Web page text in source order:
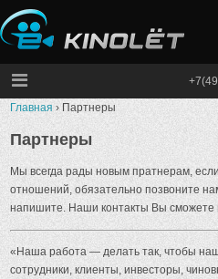
Skip
to
content
kinolet
Главная › Партнеры
Партнеры
Мы всегда рады новым пратнерам,
отношений, обязательно позвоните
напишите. Наши контакты Вы сможете
«Наша работа — делать так, чтобы
сотрудники, клиенты, инвесторы,